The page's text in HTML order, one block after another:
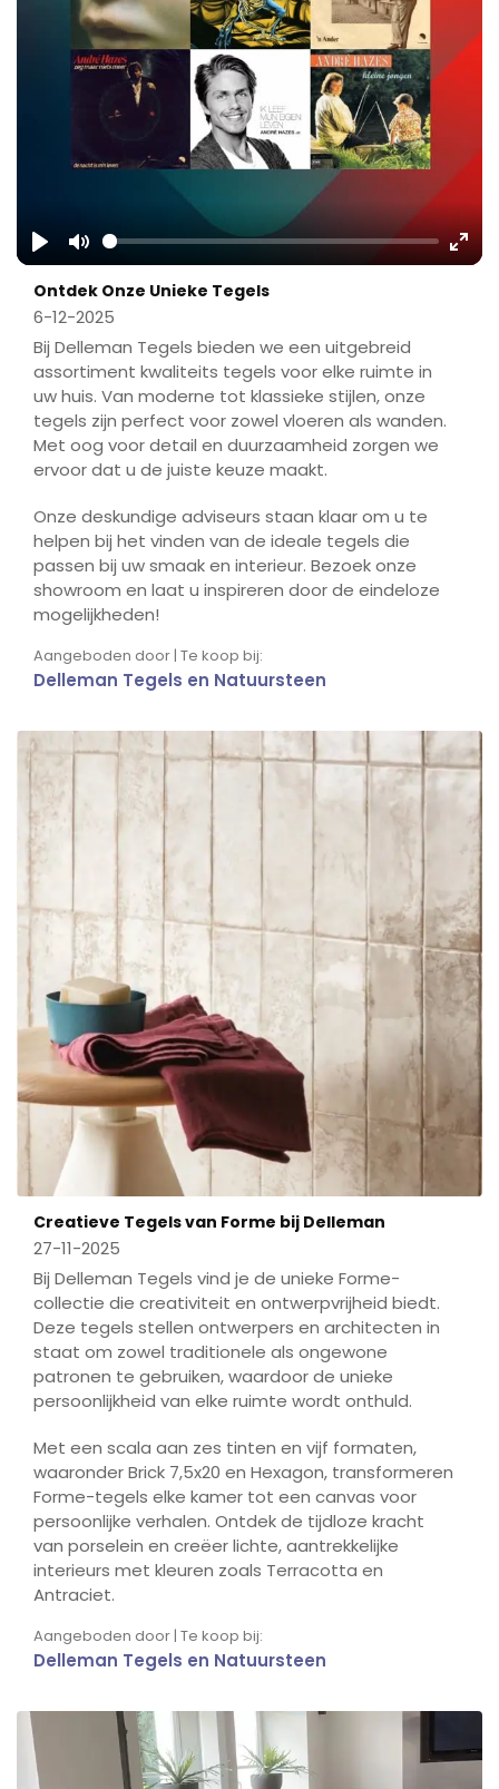
Play Mute
Ontdek Onze Unieke Tegels
6-12-2025
Bij Delleman Tegels bieden we een uitgebreid
assortiment kwaliteits tegels voor elke ruimte in
uw huis. Van moderne tot klassieke stijlen, onze
tegels zijn perfect voor zowel vloeren als wanden.
Met oog voor detail en duurzaamheid zorgen we
ervoor dat u de juiste keuze maakt.
Onze deskundige adviseurs staan klaar om u te
helpen bij het vinden van de ideale tegels die
passen bij uw smaak en interieur. Bezoek onze
showroom en laat u inspireren door de eindeloze
mogelijkheden!
Aangeboden door | Te koop bij:
Delleman Tegels en Natuursteen
Creatieve Tegels van Forme bij Delleman
27-11-2025
Bij Delleman Tegels vind je de unieke Forme-
collectie die creativiteit en ontwerpvrijheid biedt.
Deze tegels stellen ontwerpers en architecten in
staat om zowel traditionele als ongewone
patronen te gebruiken, waardoor de unieke
persoonlijkheid van elke ruimte wordt onthuld.
Met een scala aan zes tinten en vijf formaten,
waaronder Brick 7,5x20 en Hexagon, transformeren
Forme-tegels elke kamer tot een canvas voor
persoonlijke verhalen. Ontdek de tijdloze kracht
van porselein en creëer lichte, aantrekkelijke
interieurs met kleuren zoals Terracotta en
Antraciet.
Aangeboden door | Te koop bij:
Delleman Tegels en Natuursteen